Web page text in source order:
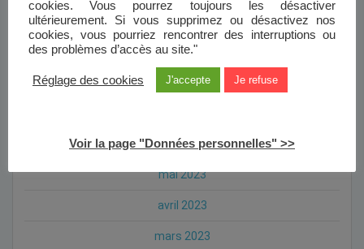
janvier 2024
novembre 2023
octobre 2023
août 2023
mai 2023
avril 2023
mars 2023
cookies. Vous pourrez toujours les désactiver
ultérieurement. Si vous supprimez ou désactivez nos
cookies, vous pourriez rencontrer des interruptions ou
des problèmes d’accès au site."
Réglage des cookies J'accepte Je refuse
Voir la page "Données personnelles" >>